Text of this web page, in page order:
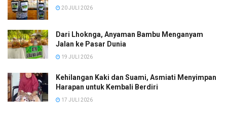
20 JULI 2026
Dari Lhoknga, Anyaman Bambu Menganyam
Jalan ke Pasar Dunia
19 JULI 2026
Kehilangan Kaki dan Suami, Asmiati Menyimpan
Harapan untuk Kembali Berdiri
17 JULI 2026